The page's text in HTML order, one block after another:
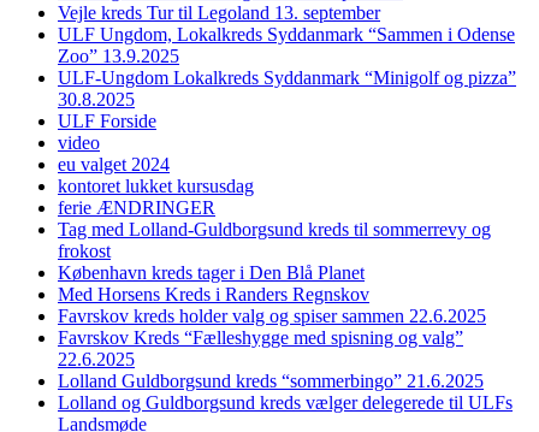
Vejle kreds Tur til Legoland 13. september
ULF Ungdom, Lokalkreds Syddanmark “Sammen i Odense
Zoo” 13.9.2025
ULF-Ungdom Lokalkreds Syddanmark “Minigolf og pizza”
30.8.2025
ULF Forside
video
eu valget 2024
kontoret lukket kursusdag
ferie ÆNDRINGER
Tag med Lolland-Guldborgsund kreds til sommerrevy og
frokost
København kreds tager i Den Blå Planet
Med Horsens Kreds i Randers Regnskov
Favrskov kreds holder valg og spiser sammen 22.6.2025
Favrskov Kreds “Fælleshygge med spisning og valg”
22.6.2025
Lolland Guldborgsund kreds “sommerbingo” 21.6.2025
Lolland og Guldborgsund kreds vælger delegerede til ULFs
Landsmøde